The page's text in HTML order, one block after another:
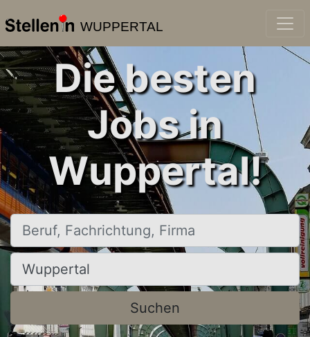
WUPPERTAL
Die besten
Jobs in
Wuppertal!
Beruf, Fachrichtung, Firma
Ort, Stadt
Suchen